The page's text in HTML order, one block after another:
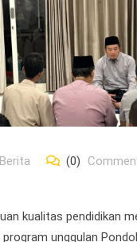
Berita (0)
kualitas pendidikan
unggulan